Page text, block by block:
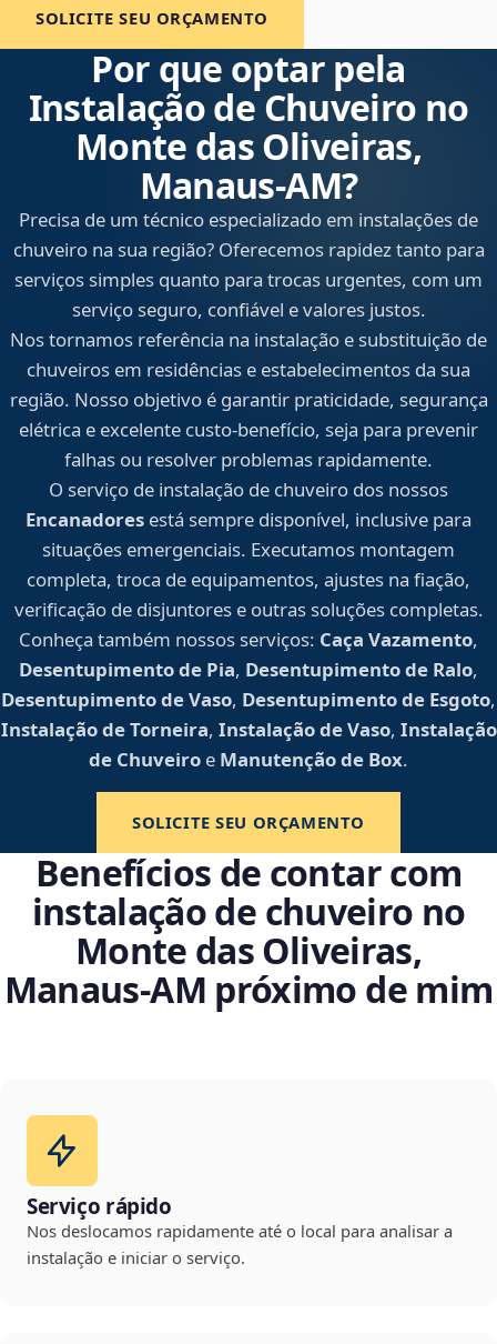
SOLICITE SEU ORÇAMENTO
Por que optar pela
Instalação de Chuveiro no
Monte das Oliveiras,
Manaus‑AM?
Precisa de um técnico especializado em instalações de
chuveiro na sua região? Oferecemos rapidez tanto para
serviços simples quanto para trocas urgentes, com um
serviço seguro, confiável e valores justos.
Nos tornamos referência na instalação e substituição de
chuveiros em residências e estabelecimentos da sua
região. Nosso objetivo é garantir praticidade, segurança
elétrica e excelente custo-benefício, seja para prevenir
falhas ou resolver problemas rapidamente.
O serviço de instalação de chuveiro dos nossos
Encanadores está sempre disponível, inclusive para
situações emergenciais. Executamos montagem
completa, troca de equipamentos, ajustes na fiação,
verificação de disjuntores e outras soluções completas.
Conheça também nossos serviços: Caça Vazamento,
Desentupimento de Pia, Desentupimento de Ralo,
Desentupimento de Vaso, Desentupimento de Esgoto,
Instalação de Torneira, Instalação de Vaso, Instalação
de Chuveiro e Manutenção de Box.
SOLICITE SEU ORÇAMENTO
Benefícios de contar com
instalação de chuveiro no
Monte das Oliveiras,
Manaus‑AM próximo de mim
Serviço rápido
Nos deslocamos rapidamente até o local para analisar a
instalação e iniciar o serviço.